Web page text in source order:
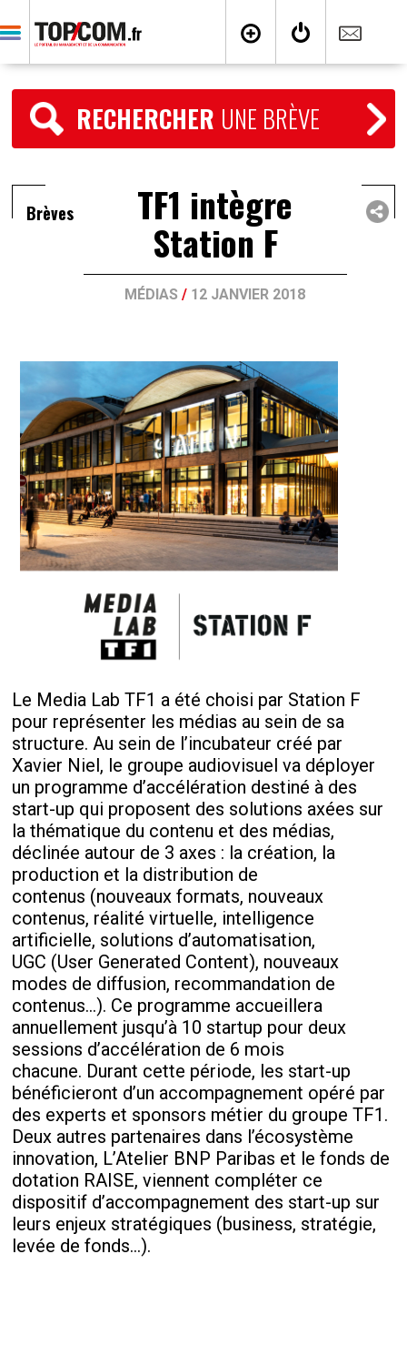
RECHERCHER UNE BRÈVE
Brèves TF1 intègre
Station F
MÉDIAS / 12 JANVIER 2018
Le Media Lab TF1 a été choisi par Station F
pour représenter les médias au sein de sa
structure. Au sein de l’incubateur créé par
Xavier Niel, le groupe audiovisuel va déployer
un programme d’accélération destiné à des
start-up qui proposent des solutions axées sur
la thématique du contenu et des médias,
déclinée autour de 3 axes : la création, la
production et la distribution de
contenus (nouveaux formats, nouveaux
contenus, réalité virtuelle, intelligence
artificielle, solutions d’automatisation,
UGC (User Generated Content), nouveaux
modes de diffusion, recommandation de
contenus…). Ce programme accueillera
annuellement jusqu’à 10 startup pour deux
sessions d’accélération de 6 mois
chacune. Durant cette période, les start-up
bénéficieront d’un accompagnement opéré par
des experts et sponsors métier du groupe TF1.
Deux autres partenaires dans l’écosystème
innovation, L’Atelier BNP Paribas et le fonds de
dotation RAISE, viennent compléter ce
dispositif d’accompagnement des start-up sur
leurs enjeux stratégiques (business, stratégie,
levée de fonds…).